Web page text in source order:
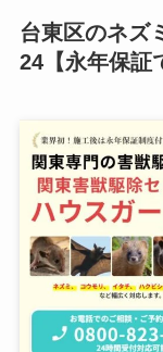
台東区のネズ
24【永年保証